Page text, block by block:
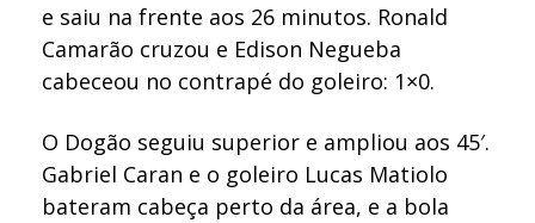
e saiu na frente aos 26 minutos. Ronald
Camarão cruzou e Edison Negueba
cabeceou no contrapé do goleiro: 1×0.
O Dogão seguiu superior e ampliou aos 45′.
Gabriel Caran e o goleiro Lucas Matiolo
bateram cabeça perto da área, e a bola